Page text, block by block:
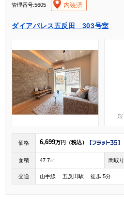
管理番号:5605 内装済
ダイアパレス五反田 303号室
価格 6,699万円（税込）
面積 47.7㎡ 間取り
交通 山手線 五反田駅 徒歩 5分
[004]